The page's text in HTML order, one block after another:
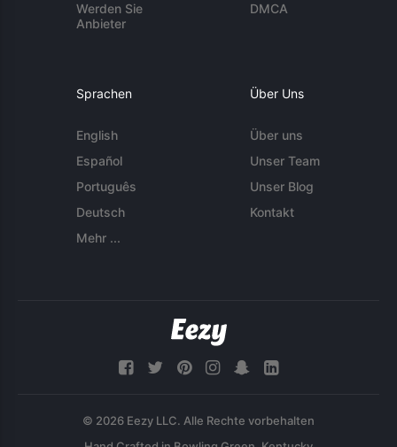
Werden Sie
Anbieter
DMCA
Sprachen
English
Español
Português
Deutsch
Mehr ...
Über Uns
Über uns
Unser Team
Unser Blog
Kontakt
© 2026 Eezy LLC. Alle Rechte vorbehalten